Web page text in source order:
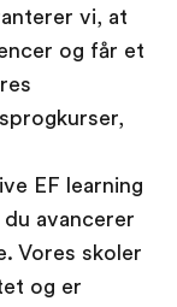
vi, at
og får et
EF learning
avancerer
Vores skoler
og er